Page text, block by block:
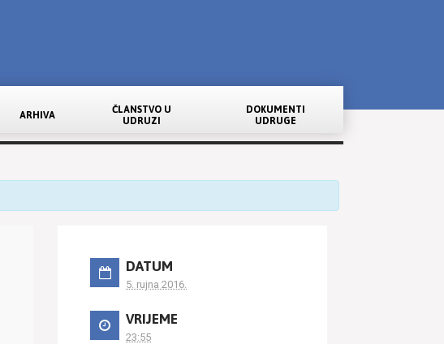
ARHIVA
ČLANSTVO U
UDRUZI
DOKUMENTI
UDRUGE
DATUM
5. rujna 2016.
VRIJEME
23:55